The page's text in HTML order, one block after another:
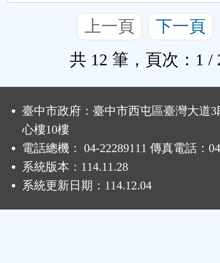
上一頁
下一頁
共 12 筆，頁次：1 /
臺中市政府：臺中市西屯區臺灣大道3
心樓10樓
電話總機： 04-22289111 傳真電話：
系統版本： 114.11.28
系統更新日期： 114.12.04